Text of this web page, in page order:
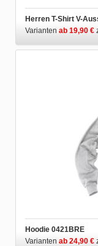
Herren T-Shirt V-
Varianten ab 19,90 €
Hoodie 0421BRE
Varianten ab 24,90 €